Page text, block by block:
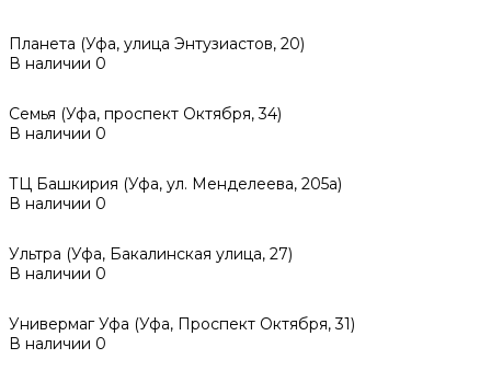
Планета (Уфа, улица Энтузиастов, 20)
В наличии 0
Семья (Уфа, проспект Октября, 34)
В наличии 0
ТЦ Башкирия (Уфа, ул. Менделеева, 205а)
В наличии 0
Ультра (Уфа, Бакалинская улица, 27)
В наличии 0
Универмаг Уфа (Уфа, Проспект Октября, 31)
В наличии 0